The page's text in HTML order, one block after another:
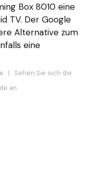
Box 8010 eine
TV. Der Google
Alternative zum
eine
| Sehen Sie sich die
an